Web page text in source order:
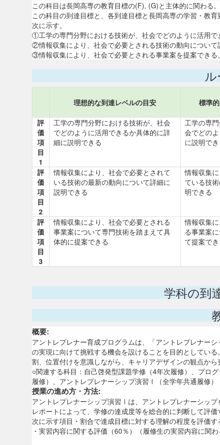
この科目は長岡高専の教育目標の(F), (G)と主体的に関わる。
この科目の到達目標と、各到達目標と長岡高専の学習・教
次に示す。
①工学の専門分野における技術が、社会でどのように活用
②情報収集により、社会で必要とされる技術の動向につい
③情報収集により、社会で必要とされる事業案を提案できる
理想的な到達レベルの目安 標準
評
価
項
目
1
工学の専門分野における技術が、社会
でどのように活用できるか具体的に詳
細に説明できる
工学の専
会でどの
に説明で
評
価
項
目
2
情報収集により、社会で必要とされて
いる技術の最新の動向について詳細に
説明できる
情報収集
ている技
明できる
評
価
項
目
3
情報収集により、社会で必要とされる
事業案について専門技術を踏まえて具
体的に提案できる
情報収集
る事業案
て提案で
学科の到
概要:
アントレプレナー育成プログラムは、「アントレプレナー
の実現に向けて挑戦する機会を設けることを目的としてい
割、位置付けを意識しながら、キャリアデザインの観点か
○関連する科目：自己啓発型課題学修（4年次履修）、プロ
履修）、アントレプレナーシップ演習Ⅰ（全学年共通履修）
授業の進め方・方法:
アントレプレナーシップ演習Ⅰは、アントレプレナーシッ
レポートによって、学修の達成度等を総合的に判断して評価
次に示す項目・割合で達成目標に対する理解の程度を評価
・実習内容に関する評価（60％）（履修生の実習内容に